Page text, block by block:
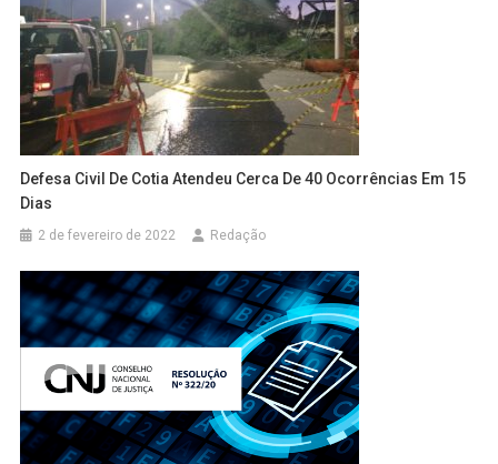
Defesa Civil De Cotia Atendeu Cerca De 40 Ocorrências Em 15
Dias
2 de fevereiro de 2022 Redação